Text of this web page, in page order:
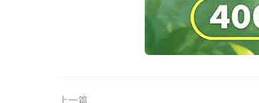
上一篇